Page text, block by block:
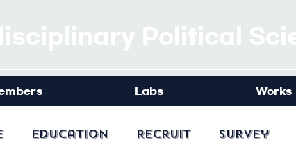
Labs Works
Education Recruit Survey